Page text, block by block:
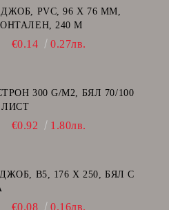
PVC, 96 Х 76 ММ,
240 Μ
€0.14 0.27лв.
300 G/M2, БЯЛ 70/100
ЛИСТ
€0.92 1.80лв.
В5, 176 Х 250, БЯЛ С
€0.08 0.16лв.